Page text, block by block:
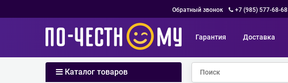
Обратный звонок +7 (985) 577-68-68
Гарантия Доставка
Каталог товаров